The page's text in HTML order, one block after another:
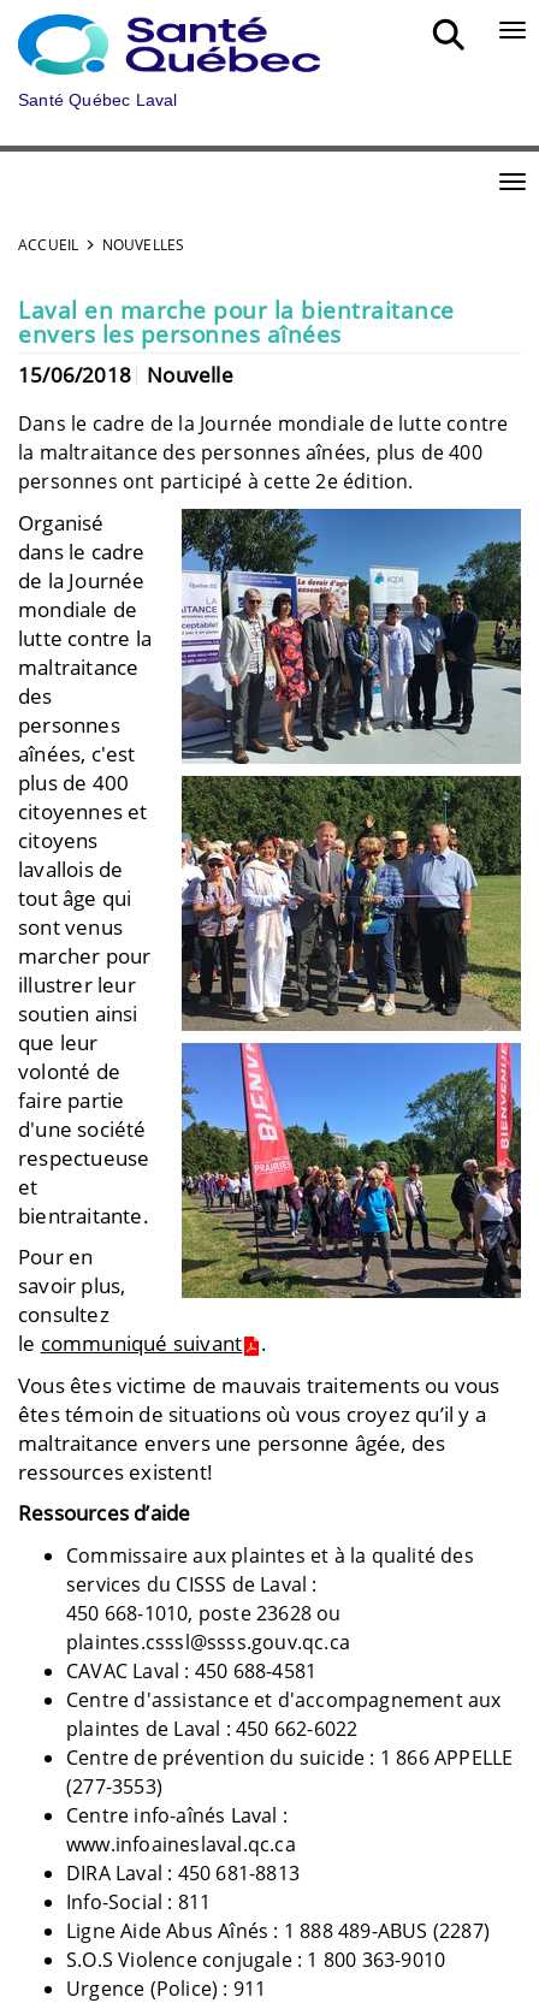
Aller au menu principal
Santé Québec Laval
ACCUEIL NOUVELLES
Laval en marche pour la bientraitance
envers les personnes aînées
15/06/2018 Nouvelle
Dans le cadre de la Journée mondiale de lutte contre
la maltraitance des personnes aînées, plus de 400
personnes ont participé à cette 2e édition.
Organisé
dans le cadre
de la Journée
mondiale de
lutte contre la
maltraitance
des
personnes
aînées, c'est
plus de 400
citoyennes et
citoyens
lavallois de
tout âge qui
sont venus
marcher pour
illustrer leur
soutien ainsi
que leur
volonté de
faire partie
d'une société
respectueuse
et
bientraitante.
Pour en
savoir plus,
consultez
le communiqué suivant
.
Vous êtes victime de mauvais traitements ou vous
êtes témoin de situations où vous croyez qu’il y a
maltraitance envers une personne âgée, des
ressources existent!
Ressources d’aide
Commissaire aux plaintes et à la qualité des
services du CISSS de Laval :
450 668-1010, poste 23628 ou
plaintes.csssl@ssss.gouv.qc.ca
CAVAC Laval : 450 688-4581
Centre d'assistance et d'accompagnement aux
plaintes de Laval : 450 662-6022
Centre de prévention du suicide : 1 866 APPELLE
(277-3553)
Centre info-aînés Laval :
www.infoaineslaval.qc.ca
DIRA Laval : 450 681-8813
Info-Social : 811
Ligne Aide Abus Aînés : 1 888 489-ABUS (2287)
S.O.S Violence conjugale : 1 800 363-9010
Urgence (Police) : 911